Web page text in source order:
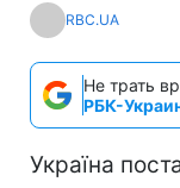
RBC.UA
Не трать
РБК-
Україна